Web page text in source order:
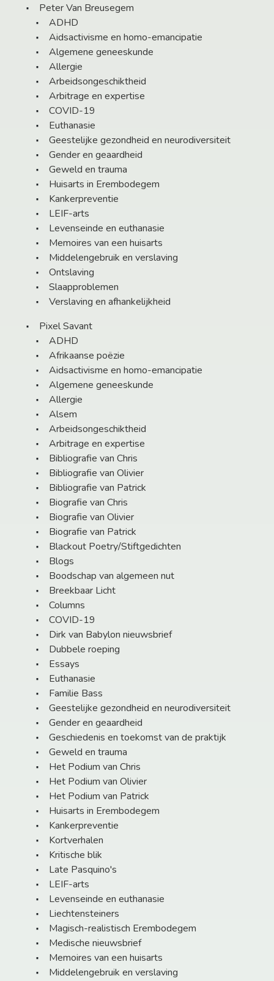
Peter Van Breusegem
ADHD
Aidsactivisme en homo-emancipatie
Algemene geneeskunde
Allergie
Arbeidsongeschiktheid
Arbitrage en expertise
COVID-19
Euthanasie
Geestelijke gezondheid en neurodiversiteit
Gender en geaardheid
Geweld en trauma
Huisarts in Erembodegem
Kankerpreventie
LEIF-arts
Levenseinde en euthanasie
Memoires van een huisarts
Middelengebruik en verslaving
Ontslaving
Slaapproblemen
Verslaving en afhankelijkheid
Pixel Savant
ADHD
Afrikaanse poëzie
Aidsactivisme en homo-emancipatie
Algemene geneeskunde
Allergie
Alsem
Arbeidsongeschiktheid
Arbitrage en expertise
Bibliografie van Chris
Bibliografie van Olivier
Bibliografie van Patrick
Biografie van Chris
Biografie van Olivier
Biografie van Patrick
Blackout Poetry/Stiftgedichten
Blogs
Boodschap van algemeen nut
Breekbaar Licht
Columns
COVID-19
Dirk van Babylon nieuwsbrief
Dubbele roeping
Essays
Euthanasie
Familie Bass
Geestelijke gezondheid en neurodiversiteit
Gender en geaardheid
Geschiedenis en toekomst van de praktijk
Geweld en trauma
Het Podium van Chris
Het Podium van Olivier
Het Podium van Patrick
Huisarts in Erembodegem
Kankerpreventie
Kortverhalen
Kritische blik
Late Pasquino's
LEIF-arts
Levenseinde en euthanasie
Liechtensteiners
Magisch-realistisch Erembodegem
Medische nieuwsbrief
Memoires van een huisarts
Middelengebruik en verslaving